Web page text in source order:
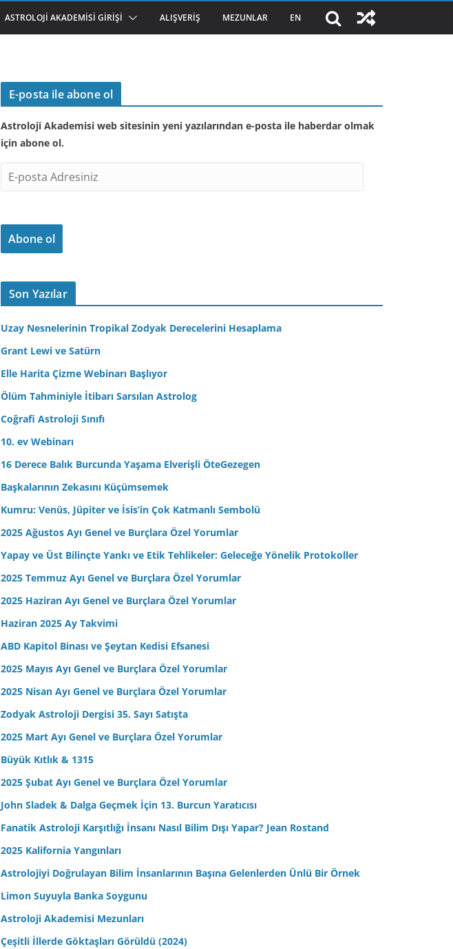
ASTROLOJI AKADEMISI GIRIŞI ALIŞVERIŞ MEZUNLAR EN
E-posta ile abone ol
Astroloji Akademisi web sitesinin yeni yazılarından e-posta ile haberdar olmak
için abone ol.
-
o
t
d
r
i
n
Abone ol
Son Yazılar
Uzay Nesnelerinin Tropikal Zodyak Derecelerini Hesaplama
Grant Lewi ve Satürn
Elle Harita Çizme Webinarı Başlıyor
Ölüm Tahminiyle İtibarı Sarsılan Astrolog
Coğrafi Astroloji Sınıfı
10. ev Webinarı
16 Derece Balık Burcunda Yaşama Elverişli ÖteGezegen
Başkalarının Zekasını Küçümsemek
Kumru: Venüs, Jüpiter ve İsis’in Çok Katmanlı Sembolü
2025 Ağustos Ayı Genel ve Burçlara Özel Yorumlar
Yapay ve Üst Bilinçte Yankı ve Etik Tehlikeler: Geleceğe Yönelik Protokoller
2025 Temmuz Ayı Genel ve Burçlara Özel Yorumlar
2025 Haziran Ayı Genel ve Burçlara Özel Yorumlar
Haziran 2025 Ay Takvimi
ABD Kapitol Binası ve Şeytan Kedisi Efsanesi
2025 Mayıs Ayı Genel ve Burçlara Özel Yorumlar
2025 Nisan Ayı Genel ve Burçlara Özel Yorumlar
Zodyak Astroloji Dergisi 35. Sayı Satışta
2025 Mart Ayı Genel ve Burçlara Özel Yorumlar
Büyük Kıtlık & 1315
2025 Şubat Ayı Genel ve Burçlara Özel Yorumlar
John Sladek & Dalga Geçmek İçin 13. Burcun Yaratıcısı
Fanatik Astroloji Karşıtlığı İnsanı Nasıl Bilim Dışı Yapar? Jean Rostand
2025 Kalifornia Yangınları
Astrolojiyi Doğrulayan Bilim İnsanlarının Başına Gelenlerden Ünlü Bir Örnek
Limon Suyuyla Banka Soygunu
Astroloji Akademisi Mezunları
Çeşitli İllerde Göktaşları Görüldü (2024)